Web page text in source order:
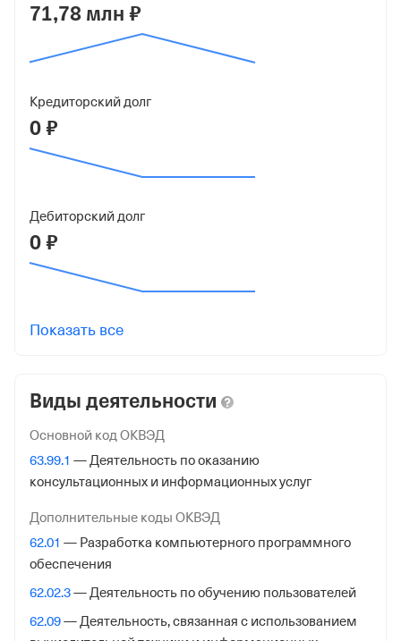
Юридический адрес
350088, г Краснодар, ул им. Тюляева, д 2/2, кв 39
5074082536
ОГРН
1235000082173
КПП
231201001
Регистрация ФНС
Дата регистрации
Межрайонная Инспекция Федеральной Налоговой
Службы № 16 по Краснодарскому краю
Адрес налоговой
350020, Краснодар гор., Коммунаров ул. Д 235,
Внебюджетные фонды
Регистрационный номер в ПФР
1087547822
Дата регистрации
71,78 млн ₽
Кредиторский долг
0 ₽
Дебиторский долг
0 ₽
Показать все
Виды деятельности
Основной код ОКВЭД
63.99.1 — Деятельность по оказанию
консультационных и информационных услуг
Дополнительные коды ОКВЭД
62.01 — Разработка компьютерного программного
обеспечения
62.02.3— Деятельность по обучению пользователей
62.09— Деятельность, связанная с использованием